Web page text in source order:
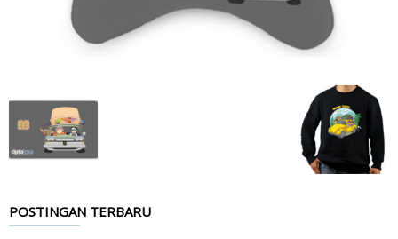
POSTINGAN TERBARU